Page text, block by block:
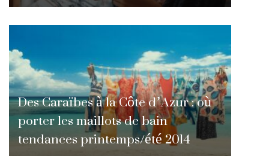
Des Caraïbes à la Côte d’Azur : où
porter les maillots de bain
tendances printemps/été 2014